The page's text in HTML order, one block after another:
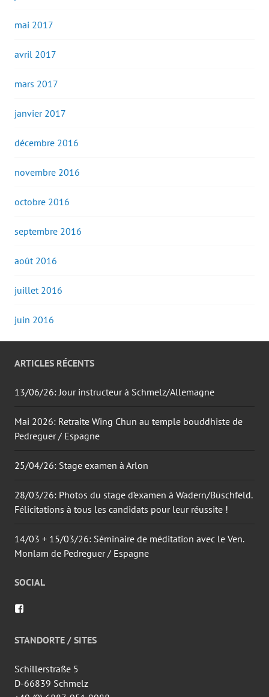
mai 2017
avril 2017
mars 2017
janvier 2017
décembre 2016
novembre 2016
octobre 2016
septembre 2016
août 2016
juillet 2016
juin 2016
ARTICLES RÉCENTS
13/06/26: Jour instructeur à Schmelz/Allemagne
Mai 2026: Retraite Wing Chun au temple bouddhiste de
Pedreguer / Espagne
25/04/26: Stage examen à Arlon
28/03/26: Photos du stage d’examen à Wadern/Büschfeld.
Félicitations à tous les candidats pour leur réussite !
14/03 + 15/03/26: Séminaire de méditation avec le Ven.
Monlam de Pedreguer / Espagne
SOCIAL
de
wingtsun.arlon
Facebook
STANDORTE / SITES
Schillerstraße 5
D-66839 Schmelz